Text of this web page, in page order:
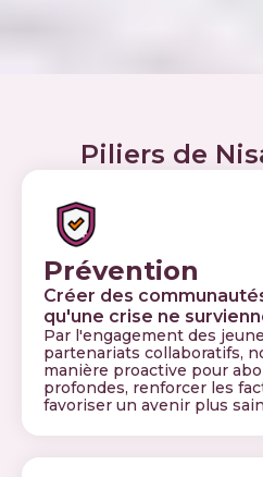
Piliers de
Prévention
Créer des
qu'une crise ne
Par l'engagement des
partenariats collaboratifs,
manière proactive pour
profondes, renforcer les
favoriser un avenir plus